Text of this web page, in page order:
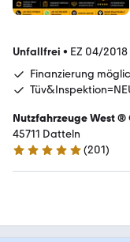
Unfallfrei • EZ 04/2018
Finanzierung
Nutzfahrzeuge West ®
45711 Datteln
4.9 Sterne
(201)